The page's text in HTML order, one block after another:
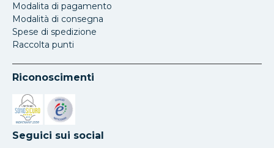
Modalita di pagamento
Modalità di consegna
Spese di spedizione
Raccolta punti
Riconoscimenti
Si apre in una nuova scheda
Si apre in una nuova scheda
Seguici sui social